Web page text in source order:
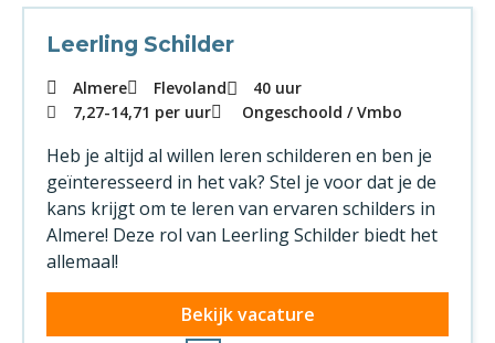
Leerling Schilder
Almere Flevoland
40 uur
7,27-14,71 per uur Ongeschoold Vmbo
Heb je altijd al willen leren schilderen en ben je
geïnteresseerd in het vak? Stel je voor dat je de
kans krijgt om te leren van ervaren schilders in
Almere! Deze rol van Leerling Schilder biedt het
allemaal!
Bekijk vacature